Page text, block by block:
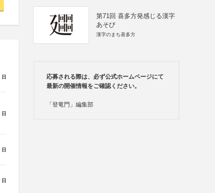
日
日
日
日
第71回 喜多方発感じる漢字
あそび
漢字のまち喜多方
応募される際は、必ず公式ホームページにて
最新の開催情報をご確認ください。
「登竜門」編集部